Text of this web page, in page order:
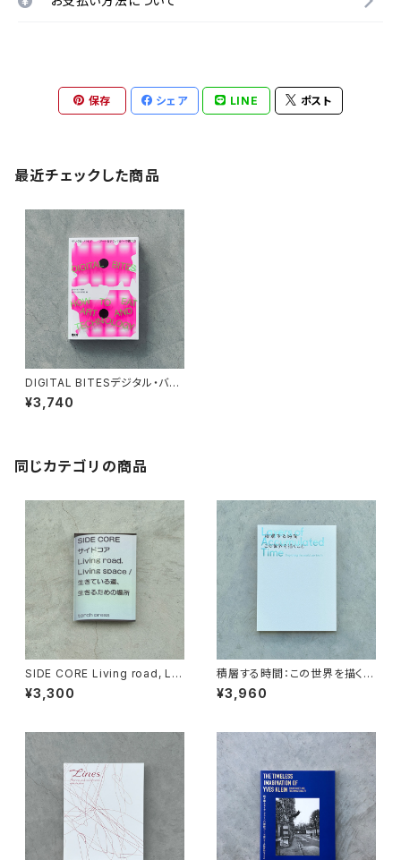
保存 シェア LINE ポスト
最近チェックした商品
DIGITAL BITESデジタル・バイ
ツ アート＆テクノロジーの摂
り方
¥3,740
同じカテゴリの商品
SIDE CORE Living road, Liv
ing space 展覧会カタログ
¥3,300
積層する時間：この世界を描くこ
と 展覧会カタログ
¥3,960